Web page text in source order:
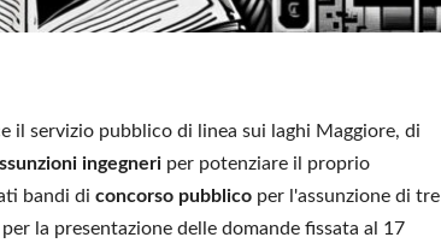
il servizio pubblico di linea sui laghi Maggiore, di
ingegneri per potenziare il proprio
bandi di concorso pubblico per l'assunzione di tre
la presentazione delle domande fissata al 17